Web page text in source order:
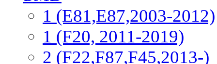
1 (E81,E87,2003-2012)
1 (F20, 2011-2019)
2 (F22,F87,F45,2013-)